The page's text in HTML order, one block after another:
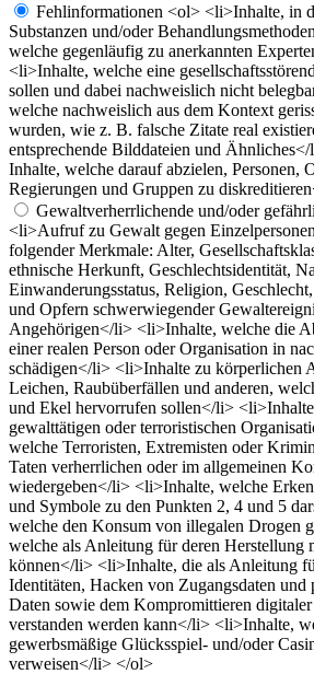
Fehlinformationen <ol> <li>Inhalte, in
Substanzen und/oder
welche gegenläufig zu anerkannten
<li>Inhalte, welche eine
sollen und dabei nachweislich nicht
welche nachweislich aus dem Kontext
wurden, wie z. B. falsche Zitate real
entsprechende Bilddateien und
Inhalte, welche darauf abzielen, Personen,
Regierungen und Gruppen zu
Gewaltverherrlichende und/oder
<li>Aufruf zu Gewalt gegen
folgender Merkmale: Alter,
ethnische Herkunft, Geschlechtsidentität,
Einwanderungsstatus, Religion,
und Opfern schwerwiegender
Angehörigen</li> <li>Inhalte, welche die
einer realen Person oder Organisation in
schädigen</li> <li>Inhalte zu körperlichen
Leichen, Raubüberfällen und anderen,
und Ekel hervorrufen sollen</li>
gewalttätigen oder terroristischen
welche Terroristen, Extremisten oder
Taten verherrlichen oder im allgemeinen
wiedergeben</li> <li>Inhalte, welche
und Symbole zu den Punkten 2, 4 und 5
welche den Konsum von illegalen Drogen
welche als Anleitung für deren Herstellung
können</li> <li>Inhalte, die als Anleitung
Identitäten, Hacken von Zugangsdaten und
Daten sowie dem Kompromittieren
verstanden werden kann</li> <li>Inhalte,
gewerbsmäßige Glücksspiel- und/oder
verweisen</li> </ol>